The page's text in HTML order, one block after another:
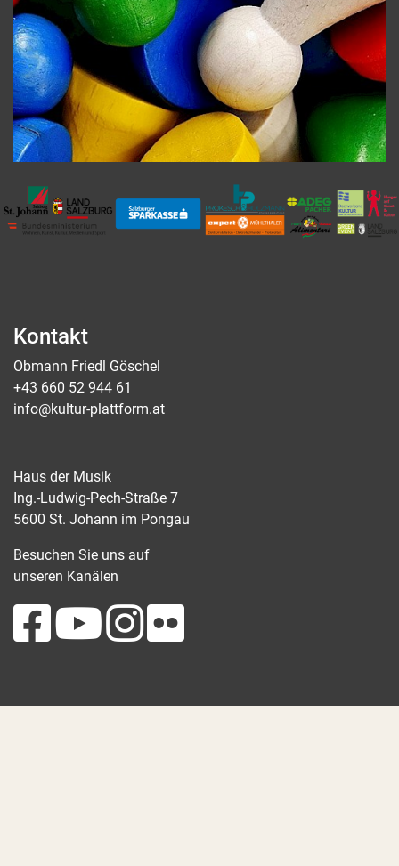
Kontakt
Obmann Friedl Göschel
+43 660 52 944 61
info@kultur-plattform.at
Haus der Musik
Ing.-Ludwig-Pech-Straße 7
5600 St. Johann im Pongau
Besuchen Sie uns auf
unseren Kanälen